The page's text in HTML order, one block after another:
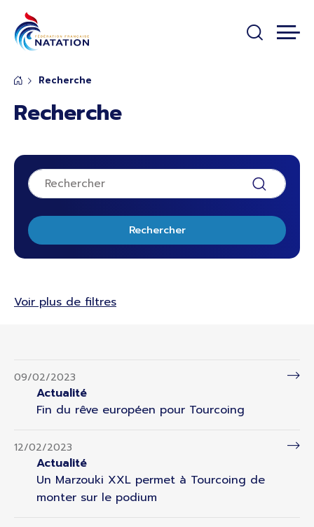
Recherche
Recherche
Voir plus de filtres
Rechercher
09/02/2023
Actualité
Fin du rêve européen pour Tourcoing
12/02/2023
Actualité
Un Marzouki XXL permet à Tourcoing de
monter sur le podium
Panneau de gestion des cookies